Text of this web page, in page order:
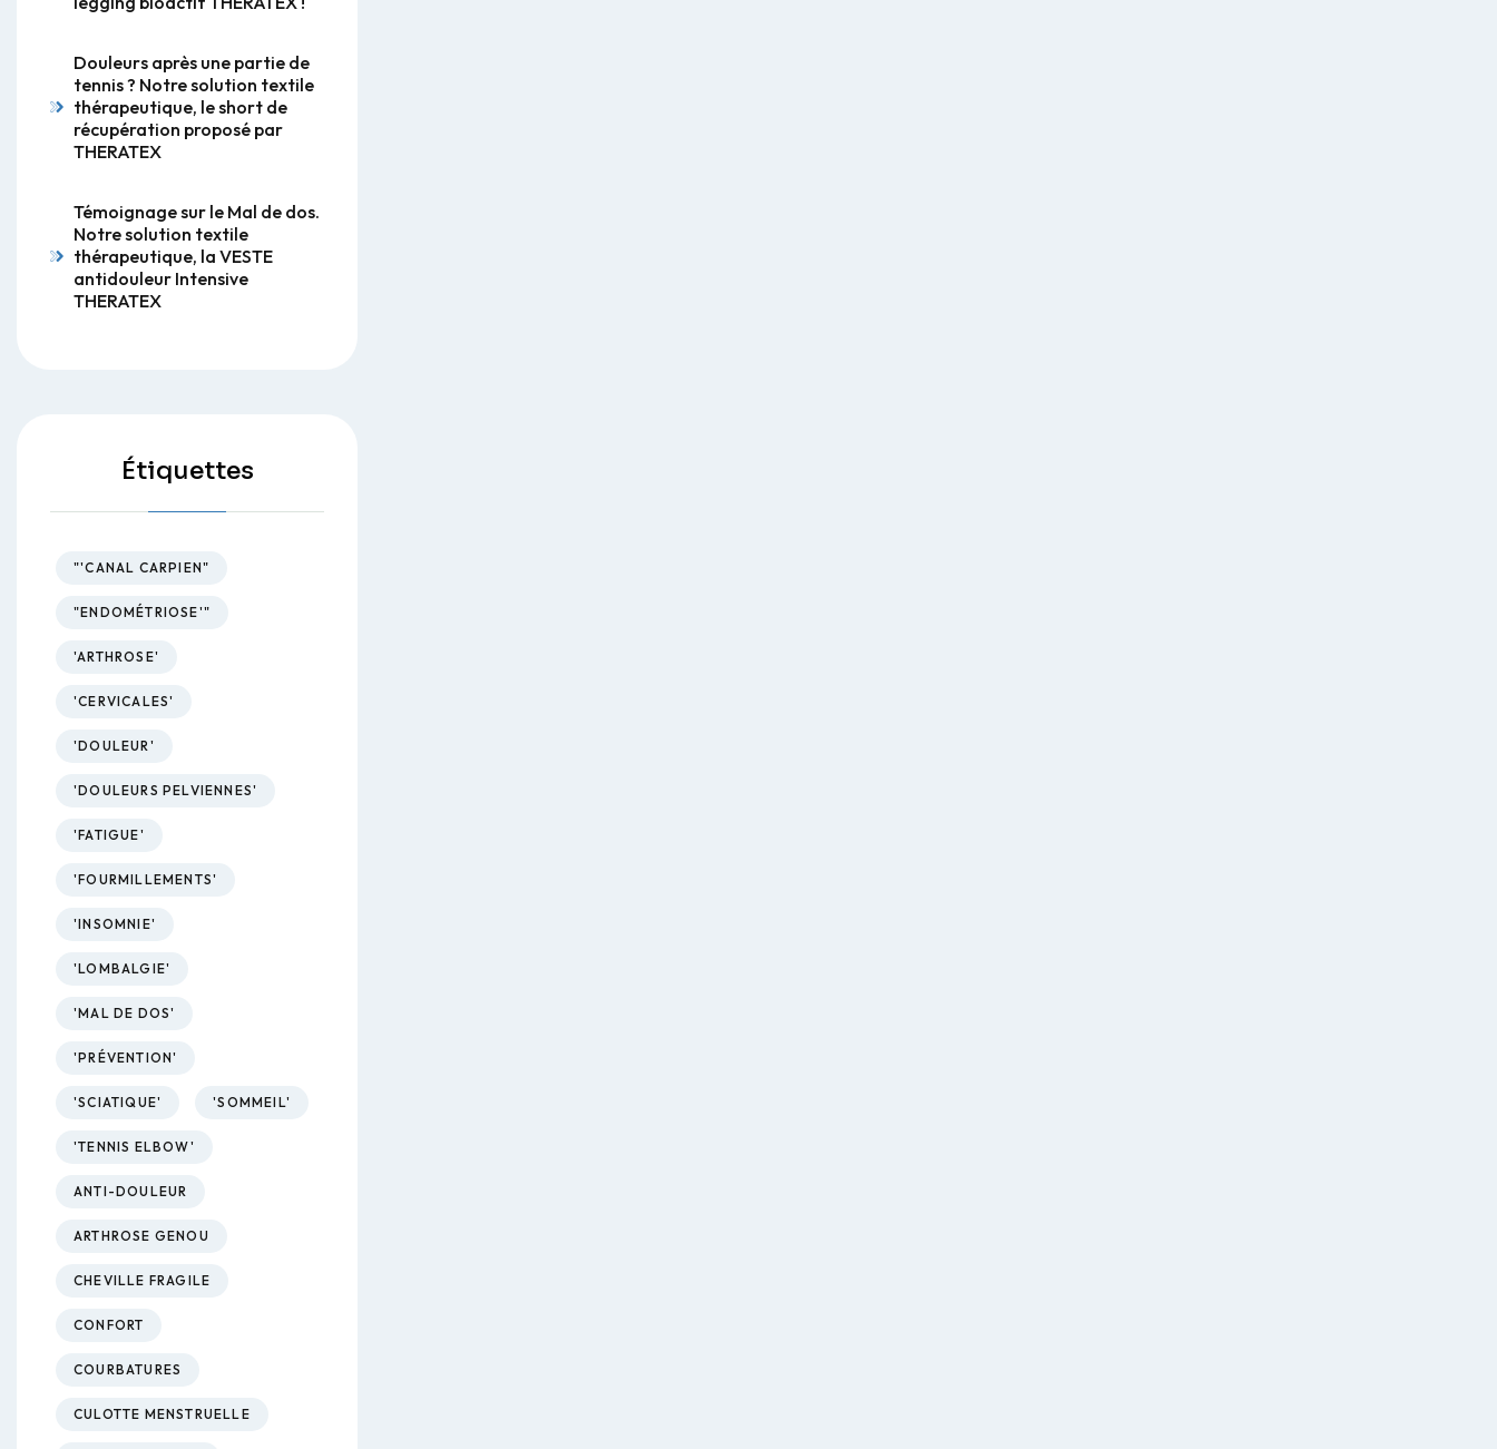
Douleurs après une partie de
tennis ? Notre solution textile
thérapeutique, le short de
récupération proposé par
THERATEX
Témoignage sur le Mal de dos.
Notre solution textile
thérapeutique, la VESTE
antidouleur Intensive
THERATEX
Étiquettes
"'CANAL CARPIEN"
"ENDOMÉTRIOSE'"
'ARTHROSE'
'CERVICALES'
'DOULEUR'
'DOULEURS PELVIENNES'
'FATIGUE'
'FOURMILLEMENTS'
'INSOMNIE'
'LOMBALGIE'
'MAL DE DOS'
'PRÉVENTION'
'SCIATIQUE' 'SOMMEIL'
'TENNIS ELBOW'
ANTI-DOULEUR
ARTHROSE GENOU
CHEVILLE FRAGILE
CONFORT
COURBATURES
CULOTTE MENSTRUELLE